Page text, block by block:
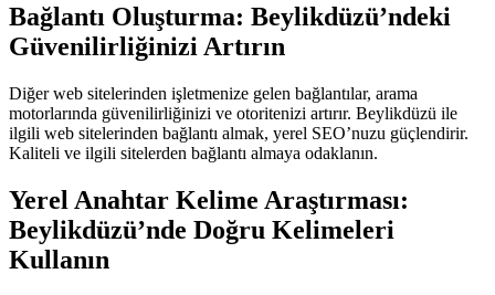
Bağlantı Oluşturma: Beylikdüzü’ndeki
Güvenilirliğinizi Artırın
Diğer web sitelerinden işletmenize gelen bağlantılar, arama
motorlarında güvenilirliğinizi ve otoritenizi artırır. Beylikdüzü ile
ilgili web sitelerinden bağlantı almak, yerel SEO’nuzu güçlendirir.
Kaliteli ve ilgili sitelerden bağlantı almaya odaklanın.
Yerel Anahtar Kelime Araştırması:
Beylikdüzü’nde Doğru Kelimeleri
Kullanın